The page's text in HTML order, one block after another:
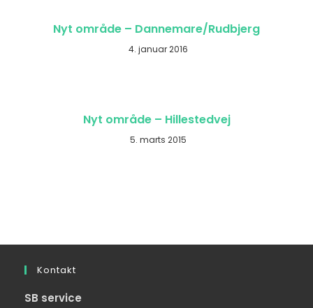
Nyt område – Dannemare/Rudbjerg
4. januar 2016
Nyt område – Hillestedvej
5. marts 2015
Kontakt
SB service